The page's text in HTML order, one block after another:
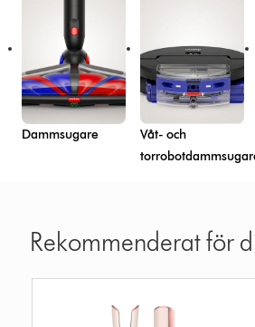
Dammsugare
Våt- och
Rekommenderat för